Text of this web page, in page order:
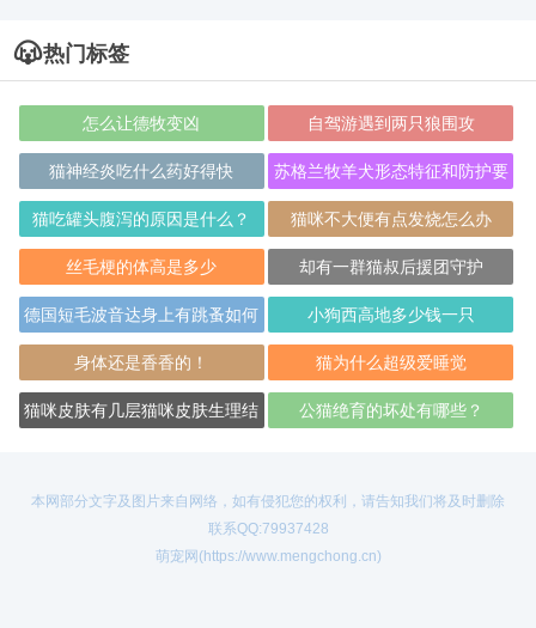
热门标签
怎么让德牧变凶 自驾游遇到两只狼围攻
猫神经炎吃什么药好得快
苏格兰牧羊犬形态特征和防护要
点
猫吃罐头腹泻的原因是什么？ 猫咪不大便有点发烧怎么办
丝毛梗的体高是多少 却有一群猫叔后援团守护
德国短毛波音达身上有跳蚤如何
消灭？
小狗西高地多少钱一只
身体还是香香的！ 猫为什么超级爱睡觉
猫咪皮肤有几层猫咪皮肤生理结
公猫绝育的坏处有哪些？
本网部分文字及图片来自网络，如有侵犯您的权利，请告知我们将及时删除
联系QQ:79937428
萌宠网(https://www.mengchong.cn)